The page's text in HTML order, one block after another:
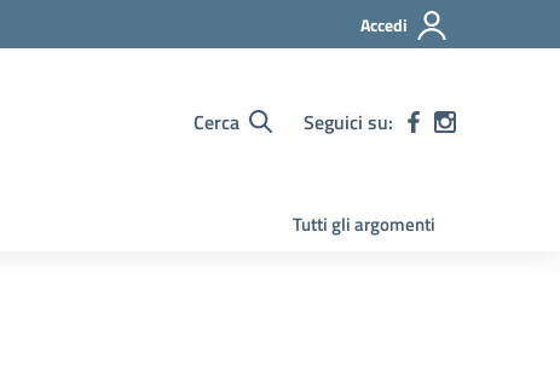
Accedi
Cerca Seguici su:
Tutti gli argomenti